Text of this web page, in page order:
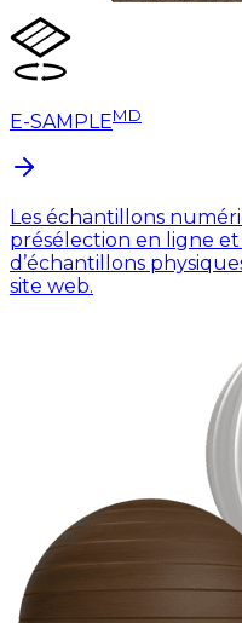
E-SAMPLEMD
Les échantillons
présélection en ligne
d’échantillons
site web.